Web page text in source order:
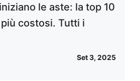
le aste: la top 10
costosi. Tutti i
Set 3, 2025